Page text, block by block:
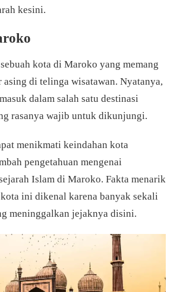
kesini.
kota di Maroko yang memang
asing di telinga wisatawan. Nyatanya,
dalam salah satu destinasi
rasanya wajib untuk dikunjungi.
menikmati keindahan kota
pengetahuan mengenai
Islam di Maroko. Fakta menarik
ini dikenal karena banyak sekali
meninggalkan jejaknya disini.